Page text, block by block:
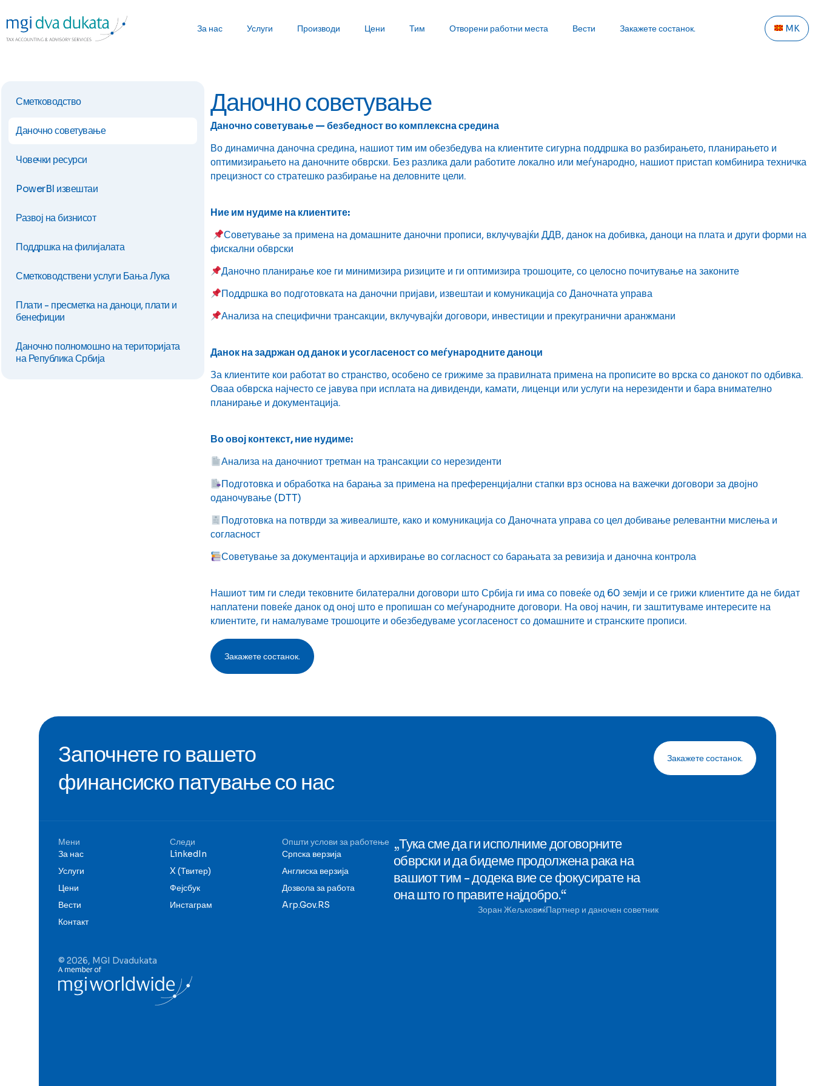
За нас Услуги Производи Цени Тим Отворени работни места Вести Закажете состанок. MK
Сметководство
Даночно советување
Човечки ресурси
PowerBI извештаи
Развој на бизнисот
Поддршка на филијалата
Сметководствени услуги Бања Лука
Плати - пресметка на даноци, плати и
бенефиции
Даночно полномошно на територијата
на Република Србија
Даночно советување
Даночно советување — безбедност во комплексна средина
Во динамична даночна средина, нашиот тим им обезбедува на клиентите сигурна поддршка во разбирањето, планирањето и
оптимизирањето на даночните обврски. Без разлика дали работите локално или меѓународно, нашиот пристап комбинира техничка
прецизност со стратешко разбирање на деловните цели.
Ние им нудиме на клиентите:
Советување за примена на домашните даночни прописи, вклучувајќи ДДВ, данок на добивка, даноци на плата и други форми на
фискални обврски
Даночно планирање кое ги минимизира ризиците и ги оптимизира трошоците, со целосно почитување на законите
Поддршка во подготовката на даночни пријави, извештаи и комуникација со Даночната управа
Анализа на специфични трансакции, вклучувајќи договори, инвестиции и прекугранични аранжмани
Данок на задржан од данок и усогласеност со меѓународните даноци
За клиентите кои работат во странство, особено се грижиме за правилната примена на прописите во врска со данокот по одбивка.
Оваа обврска најчесто се јавува при исплата на дивиденди, камати, лиценци или услуги на нерезиденти и бара внимателно
планирање и документација.
Во овој контекст, ние нудиме:
Анализа на даночниот третман на трансакции со нерезиденти
Подготовка и обработка на барања за примена на преференцијални стапки врз основа на важечки договори за двојно
оданочување (DTT)
Подготовка на потврди за живеалиште, како и комуникација со Даночната управа со цел добивање релевантни мислења и
согласност
Советување за документација и архивирање во согласност со барањата за ревизија и даночна контрола
Нашиот тим ги следи тековните билатерални договори што Србија ги има со повеќе од 60 земји и се грижи клиентите да не бидат
наплатени повеќе данок од оној што е пропишан со меѓународните договори. На овој начин, ги заштитуваме интересите на
клиентите, ги намалуваме трошоците и обезбедуваме усогласеност со домашните и странските прописи.
Закажете состанок.
Започнете го вашето
финансиско патување со нас
Закажете состанок.
Мени
За нас
Услуги
Цени
Вести
Контакт
Следи
LinkedIn
X (Твитер)
Фејсбук
Инстаграм
Општи услови за работење
Српска верзија
Англиска верзија
Дозвола за работа
Arp.Gov.RS
„Тука сме да ги исполниме договорните
обврски и да бидеме продолжена рака на
вашиот тим - додека вие се фокусирате на
она што го правите најдобро.“
Зоран ЖељковиќПартнер и даночен советник
© 2026, MGI Dvadukata